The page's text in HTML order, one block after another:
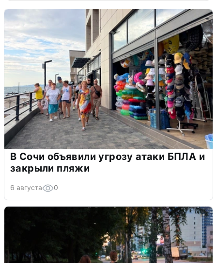
В Сочи объявили угрозу атаки БПЛА и
закрыли пляжи
6 августа 0